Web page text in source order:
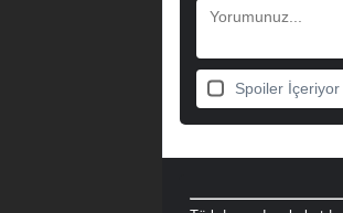
Spoiler İçeriyor